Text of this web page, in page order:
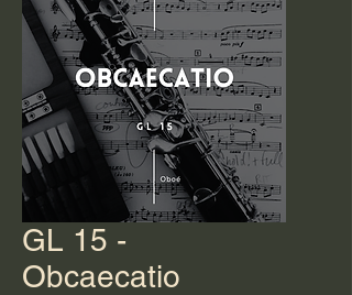
GL 15 -
Obcaecatio